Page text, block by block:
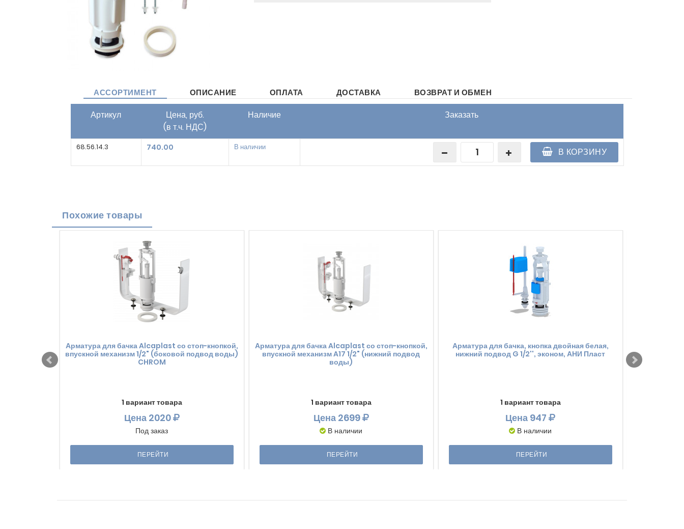
АССОРТИМЕНТ ОПИСАНИЕ ОПЛАТА ДОСТАВКА ВОЗВРАТ И ОБМЕН
Артикул
Цена, руб.
(в т.ч. НДС)
Наличие Заказать
68.56.14.3 740.00 В наличии В КОРЗИНУ
Похожие товары
Арматура для бачка Alcaplast со стоп-кнопкой,
впускной механизм 1/2" (боковой подвод воды)
CHROM
1 вариант товара
Цена2020
Под заказ
ПЕРЕЙТИ
Арматура для бачка Alcaplast со стоп-кнопкой,
впускной механизм A17 1/2" (нижний подвод
воды)
1 вариант товара
Цена2699
В наличии
ПЕРЕЙТИ
Арматура для бачка, кнопка двойная белая,
нижний подвод G 1/2'', эконом, АНИ Пласт
1 вариант товара
Цена 947
В наличии
ПЕРЕЙТИ